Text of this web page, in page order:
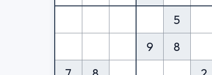
5
9
8